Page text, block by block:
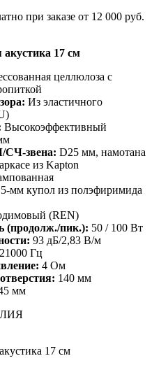
при заказе от 12 000 руб.
акустика 17 см
целлюлоза с
Из эластичного
Высокоэффективный
СЧ-звена: D25 мм, намотана
из Kapton
мм купол из полэфиримида
(REN)
(продолж./пик.): 50 / 100 Вт
93 дБ/2,83 В/м
Гц
4 Ом
140 мм
мм
17 см